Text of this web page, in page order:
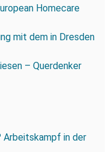
Homecare
mit dem in Dresden
– Querdenker
Arbeitskampf in der